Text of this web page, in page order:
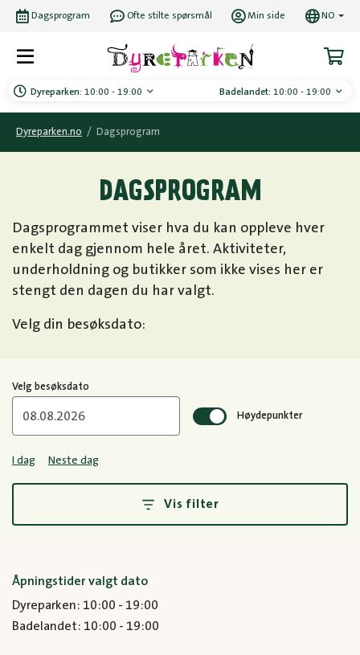
Dyreparken: 10:00 - 19:00 Badelandet: 10:00 - 19:00
Dagsprogram Ofte stilte spørsmål Min side NO
Dyreparken.no / Dagsprogram
DAGSPROGRAM
Dagsprogrammet viser hva du kan oppleve hver
enkelt dag gjennom hele året. Aktiviteter,
underholdning og butikker som ikke vises her er
stengt den dagen du har valgt.
Velg din besøksdato:
Velg besøksdato
I dag Neste dag
Høydepunkter
Vis filter
Åpningstider valgt dato
Dyreparken: 10:00 - 19:00
Badelandet: 10:00 - 19:00